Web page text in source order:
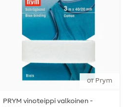
от Prym
PRYM vinoteippi valkoinen -